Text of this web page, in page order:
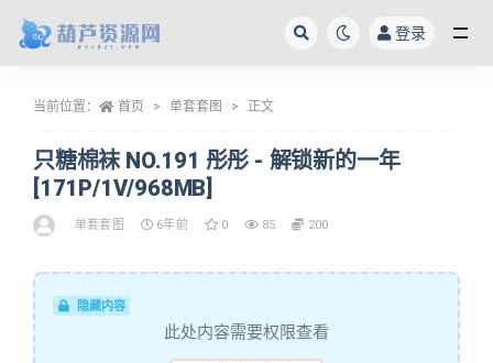
登录
当前位置： 首页 单套套图 正文
只糖棉袜 NO.191 彤彤 - 解锁新的一年
[171P/1V/968MB]
单套套图 6年前 0 85 200
隐藏内容
此处内容需要权限查看